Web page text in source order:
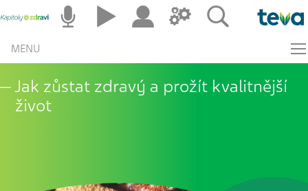
MENU
Jak zůstat zdravý a prožít kvalitnější
život